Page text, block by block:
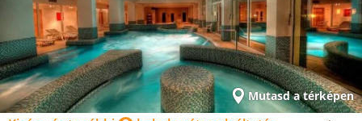
Mutasd a térképen